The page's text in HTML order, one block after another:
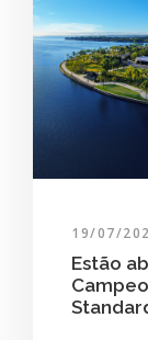
19/07/
Estão